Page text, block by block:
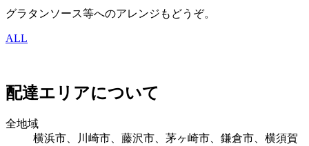
グラタンソース等へのアレンジもどうぞ。
ALL
配達エリアについて
全地域
横浜市、川崎市、藤沢市、茅ヶ崎市、鎌倉市、横須賀